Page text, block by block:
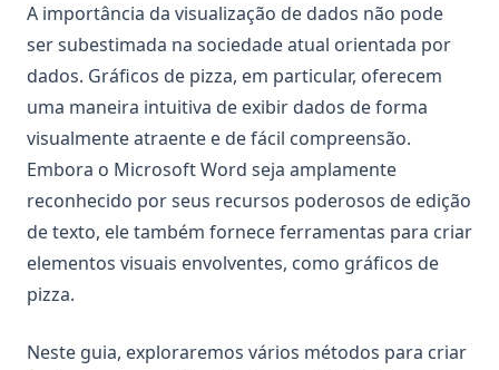
A importância da visualização de dados não pode
ser subestimada na sociedade atual orientada por
dados. Gráficos de pizza, em particular, oferecem
uma maneira intuitiva de exibir dados de forma
visualmente atraente e de fácil compreensão.
Embora o Microsoft Word seja amplamente
reconhecido por seus recursos poderosos de edição
de texto, ele também fornece ferramentas para criar
elementos visuais envolventes, como gráficos de
pizza.
Neste guia, exploraremos vários métodos para criar